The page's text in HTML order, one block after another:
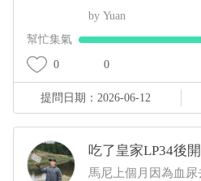
下檢查身體和意識
痛的表現，狗狗平
半時突然起來哀嚎
起床後食慾、精神
覺時牠又突然起來
回復正常，家人一直
都睡不下去，是不
Yuan
幫忙集氣
0 0
提問日期：2026-06-12
吃了皇家LP34後
馬尼上個月因為血